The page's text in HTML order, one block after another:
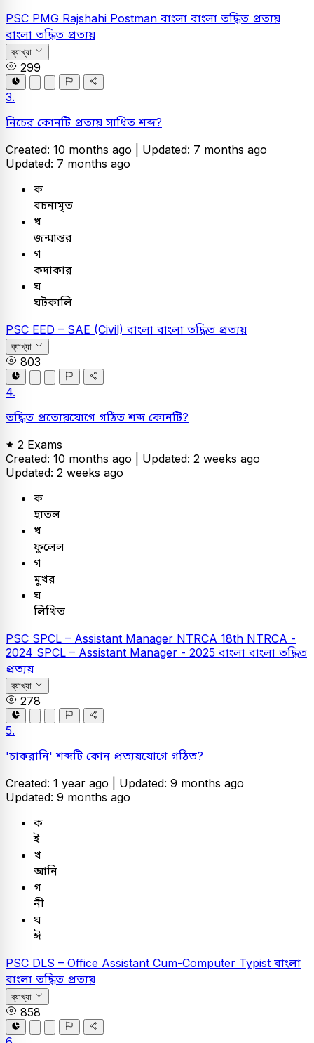
PSC PMG Rajshahi Postman বাংলা বাংলা তদ্ধিত প্রত্যয়
বাংলা তদ্ধিত প্রত্যয়
ব্যাখ্যা
299
3.
নিচের কোনটি প্রত্যয় সাধিত শব্দ?
Created: 10 months ago | Updated: 7 months ago
Updated: 7 months ago
ক
বচনামৃত
খ
জন্মান্তর
গ
কদাকার
ঘ
ঘটকালি
PSC EED – SAE (Civil) বাংলা বাংলা তদ্ধিত প্রত্যয়
ব্যাখ্যা
803
4.
তদ্ধিত প্রত্যেয়যোগে গঠিত শব্দ কোনটি?
2 Exams
Created: 10 months ago | Updated: 2 weeks ago
Updated: 2 weeks ago
ক
হাতল
খ
ফুলেল
গ
মুখর
ঘ
লিখিত
PSC SPCL – Assistant Manager NTRCA 18th NTRCA -
2024 SPCL – Assistant Manager - 2025 বাংলা বাংলা তদ্ধিত
প্রত্যয়
ব্যাখ্যা
278
5.
'চাকরানি' শব্দটি কোন প্রত্যয়যোগে গঠিত?
Created: 1 year ago | Updated: 9 months ago
Updated: 9 months ago
ক
ই
খ
আনি
গ
নী
ঘ
ঈ
PSC DLS – Office Assistant Cum-Computer Typist বাংলা
বাংলা তদ্ধিত প্রত্যয়
ব্যাখ্যা
858